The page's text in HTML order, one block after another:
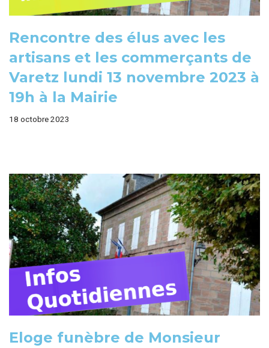
Rencontre des élus avec les
artisans et les commerçants de
Varetz lundi 13 novembre 2023 à
19h à la Mairie
18 octobre 2023
Eloge funèbre de Monsieur